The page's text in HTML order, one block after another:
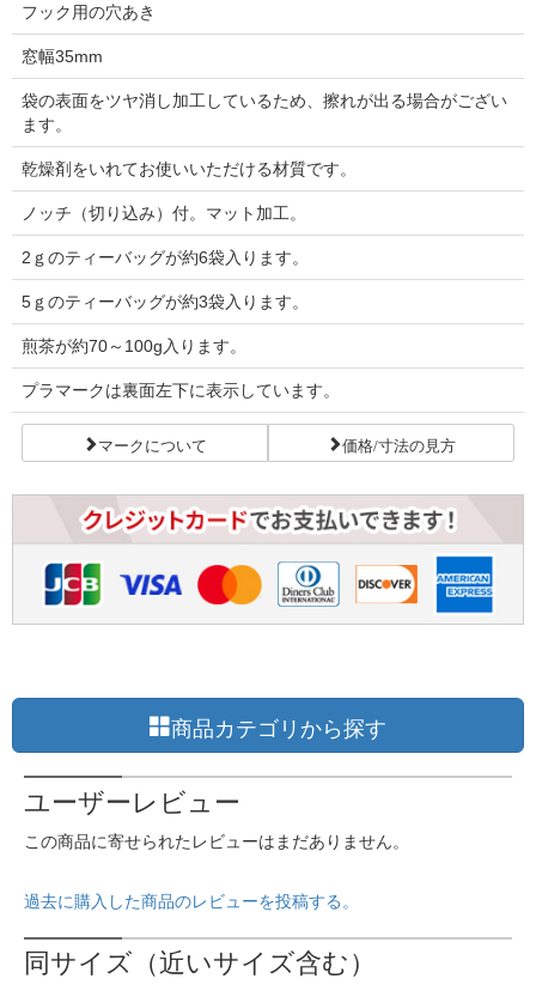
フック用の穴あき
窓幅35mm
袋の表面をツヤ消し加工しているため、擦れが出る場合がござい
ます。
乾燥剤をいれてお使いいただける材質です。
ノッチ（切り込み）付。マット加工。
2ｇのティーバッグが約6袋入ります。
5ｇのティーバッグが約3袋入ります。
煎茶が約70～100g入ります。
プラマークは裏面左下に表示しています。
マークについて 価格/寸法の見方
商品カテゴリから探す
ユーザーレビュー
この商品に寄せられたレビューはまだありません。
過去に購入した商品のレビューを投稿する。
同サイズ（近いサイズ含む）